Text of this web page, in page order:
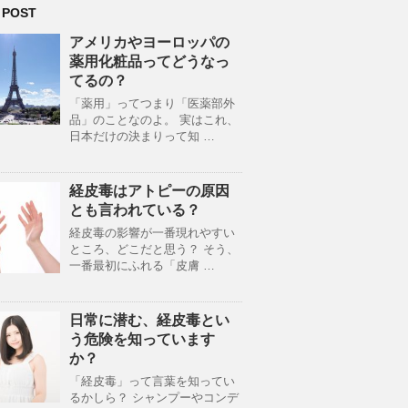
アメリカやヨーロッパの
薬用化粧品ってどうなっ
てるの？
「薬用」ってつまり「医薬部外
品」のことなのよ。 実はこれ、
日本だけの決まりって知 …
経皮毒はアトピーの原因
とも言われている？
経皮毒の影響が一番現れやすい
ところ、どこだと思う？ そう、
一番最初にふれる「皮膚 …
日常に潜む、経皮毒とい
う危険を知っています
か？
「経皮毒」って言葉を知ってい
るかしら？ シャンプーやコンデ